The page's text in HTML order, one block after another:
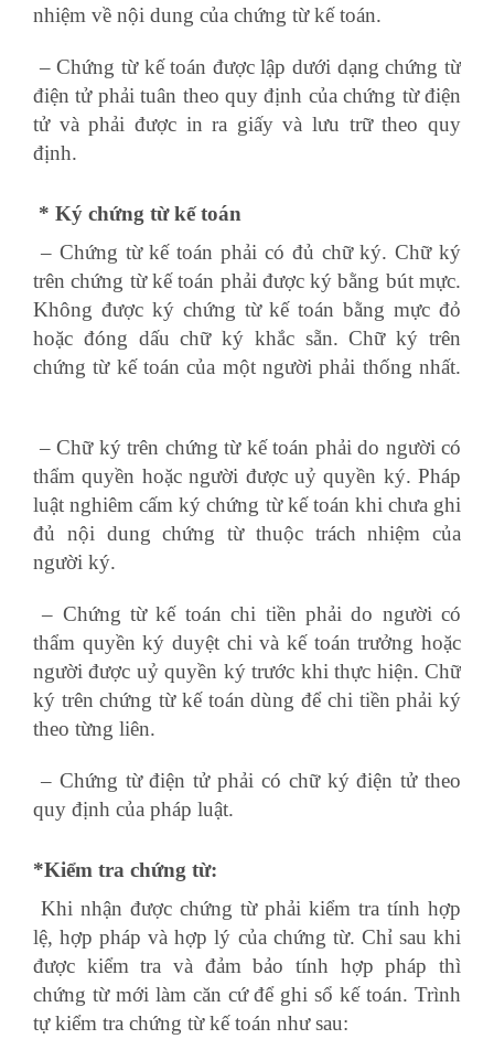
nhiệm về nội dung của chứng từ kế toán.
– Chứng từ kế toán được lập dưới dạng chứng từ
điện tử phải tuân theo quy định của chứng từ điện
tử và phải được in ra giấy và lưu trữ theo quy
định.
* Ký chứng từ kế toán
– Chứng từ kế toán phải có đủ chữ ký. Chữ ký
trên chứng từ kế toán phải được ký bằng bút mực.
Không được ký chứng từ kế toán bằng mực đỏ
hoặc đóng dấu chữ ký khắc sẵn. Chữ ký trên
chứng từ kế toán của một người phải thống nhất.
– Chữ ký trên chứng từ kế toán phải do người có
thẩm quyền hoặc người được uỷ quyền ký. Pháp
luật nghiêm cấm ký chứng từ kế toán khi chưa ghi
đủ nội dung chứng từ thuộc trách nhiệm của
người ký.
– Chứng từ kế toán chi tiền phải do người có
thẩm quyền ký duyệt chi và kế toán trưởng hoặc
người được uỷ quyền ký trước khi thực hiện. Chữ
ký trên chứng từ kế toán dùng để chi tiền phải ký
theo từng liên.
– Chứng từ điện tử phải có chữ ký điện tử theo
quy định của pháp luật.
*Kiểm tra chứng từ:
Khi nhận được chứng từ phải kiểm tra tính hợp
lệ, hợp pháp và hợp lý của chứng từ. Chỉ sau khi
được kiểm tra và đảm bảo tính hợp pháp thì
chứng từ mới làm căn cứ để ghi sổ kế toán. Trình
tự kiểm tra chứng từ kế toán như sau: